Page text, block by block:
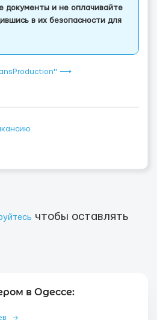
документы и не оплачивайте
в их безопасности для
⟶
чтобы оставлять
в Одессе:
→